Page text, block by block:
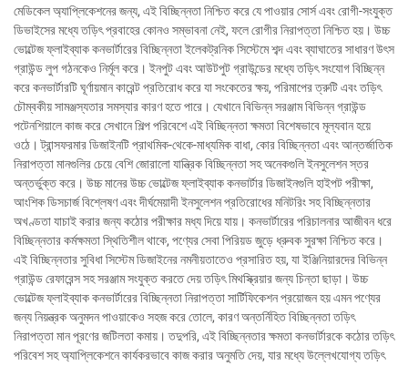
মেডিকেল অ্যাপ্লিকেশনের জন্য, এই বিচ্ছিন্নতা নিশ্চিত করে যে পাওয়ার সোর্স এবং রোগী-সংযুক্ত
ডিভাইসের মধ্যে তড়িৎ প্রবাহের কোনও সম্ভাবনা নেই, ফলে রোগীর নিরাপত্তা নিশ্চিত হয়। উচ্চ
ভোল্টেজ ফ্লাইব্যাক কনভার্টারের বিচ্ছিন্নতা ইলেকট্রনিক সিস্টেমে শব্দ এবং ব্যাঘাতের সাধারণ উৎস
গ্রাউন্ড লুপ গঠনকেও নির্মূল করে। ইনপুট এবং আউটপুট গ্রাউন্ডের মধ্যে তড়িৎ সংযোগ বিচ্ছিন্ন
করে কনভার্টারটি ঘূর্ণায়মান কারেন্ট প্রতিরোধ করে যা সংকেতের ক্ষয়, পরিমাপের ত্রুটি এবং তড়িৎ
চৌম্বকীয় সামঞ্জস্যতার সমস্যার কারণ হতে পারে। যেখানে বিভিন্ন সরঞ্জাম বিভিন্ন গ্রাউন্ড
পটেনশিয়ালে কাজ করে সেখানে শিল্প পরিবেশে এই বিচ্ছিন্নতা ক্ষমতা বিশেষভাবে মূল্যবান হয়ে
ওঠে। ট্রান্সফরমার ডিজাইনটি প্রাথমিক-থেকে-মাধ্যমিক বাধা, কোর বিচ্ছিন্নতা এবং আন্তর্জাতিক
নিরাপত্তা মানগুলির চেয়ে বেশি জোরালো যান্ত্রিক বিচ্ছিন্নতা সহ অনেকগুলি ইনসুলেশন স্তর
অন্তর্ভুক্ত করে। উচ্চ মানের উচ্চ ভোল্টেজ ফ্লাইব্যাক কনভার্টার ডিজাইনগুলি হাইপট পরীক্ষা,
আংশিক ডিসচার্জ বিশ্লেষণ এবং দীর্ঘমেয়াদী ইনসুলেশন প্রতিরোধের মনিটরিং সহ বিচ্ছিন্নতার
অখণ্ডতা যাচাই করার জন্য কঠোর পরীক্ষার মধ্য দিয়ে যায়। কনভার্টারের পরিচালনার আজীবন ধরে
বিচ্ছিন্নতার কর্মক্ষমতা স্থিতিশীল থাকে, পণ্যের সেবা পিরিয়ড জুড়ে ধ্রুবক সুরক্ষা নিশ্চিত করে।
এই বিচ্ছিন্নতার সুবিধা সিস্টেম ডিজাইনের নমনীয়তাতেও প্রসারিত হয়, যা ইঞ্জিনিয়ারদের বিভিন্ন
গ্রাউন্ড রেফারেন্স সহ সরঞ্জাম সংযুক্ত করতে দেয় তড়িৎ মিথস্ক্রিয়ার জন্য চিন্তা ছাড়া। উচ্চ
ভোল্টেজ ফ্লাইব্যাক কনভার্টারের বিচ্ছিন্নতা নিরাপত্তা সার্টিফিকেশন প্রয়োজন হয় এমন পণ্যের
জন্য নিয়ন্ত্রক অনুমদন পাওয়াকেও সহজ করে তোলে, কারণ অন্তর্নিহিত বিচ্ছিন্নতা তড়িৎ
নিরাপত্তা মান পূরণের জটিলতা কমায়। তদুপরি, এই বিচ্ছিন্নতার ক্ষমতা কনভার্টারকে কঠোর তড়িৎ
পরিবেশ সহ অ্যাপ্লিকেশনে কার্যকরভাবে কাজ করার অনুমতি দেয়, যার মধ্যে উল্লেখযোগ্য তড়িৎ